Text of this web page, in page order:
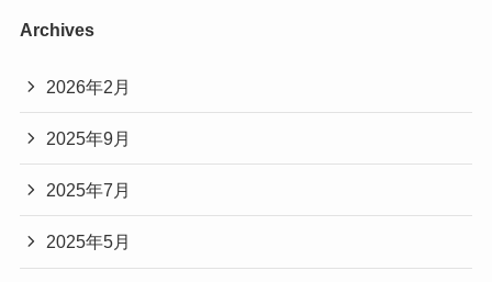
Archives
2026年2月
2025年9月
2025年7月
2025年5月